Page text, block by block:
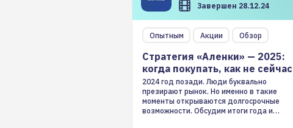
Завершен 28.12.24
Опытным Акции Обзор
Стратегия «Аленки» — 2025:
когда покупать, как не сейчас
2024 год позади. Люди буквально
презирают рынок. Но именно в такие
моменты открываются долгосрочные
возможности. Обсудим итоги года и